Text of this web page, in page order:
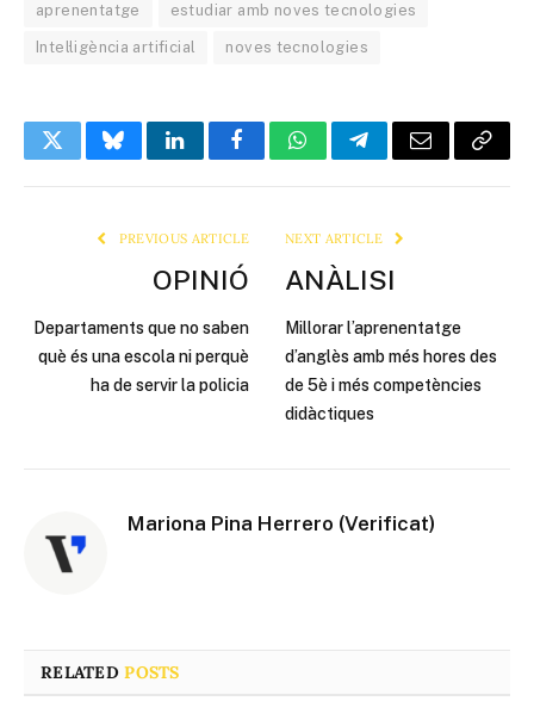
aprenentatge estudiar amb noves tecnologies
Intel·ligència artificial noves tecnologies
TwitterBlueskyLinkedInFacebookWhatsAppTelegramEmail Copy
PREVIOUS ARTICLE
OPINIÓ
Departaments que no saben
què és una escola ni perquè
ha de servir la policia
NEXT ARTICLE
ANÀLISI
Millorar l’aprenentatge
d’anglès amb més hores des
de 5è i més competències
didàctiques
Mariona Pina Herrero (Verificat)
RELATEDPOSTS